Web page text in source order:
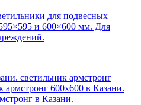
для подвесных
и 600×600 мм. Для
светильник армстронг
армстронг 600х600 в Казани.
в Казани.